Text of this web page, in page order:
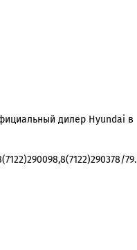
дилер Hyundai в
79.